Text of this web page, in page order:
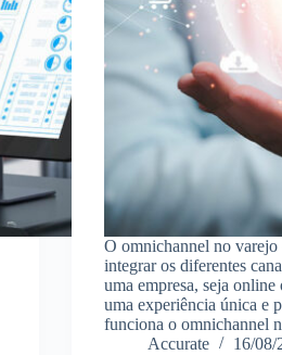
O omnichannel no varejo
integrar os diferentes
uma empresa, seja
uma experiência única e
funciona o omnichannel
Accurate
16/08/